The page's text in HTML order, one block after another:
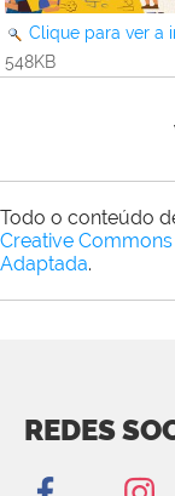
Clique para ver a
548KB
Todo o conteúdo
Creative
Adaptada.
REDES